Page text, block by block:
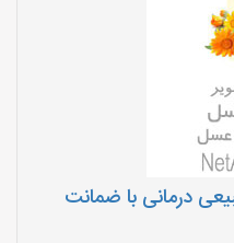
درمانی با ضمانت